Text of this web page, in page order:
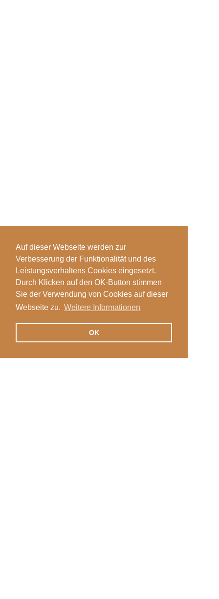
Auf dieser Webseite werden zur
Verbesserung der Funktionalität und des
Leistungsverhaltens Cookies eingesetzt.
Durch Klicken auf den OK-Button stimmen
Sie der Verwendung von Cookies auf dieser
Webseite zu. Weitere Informationen
OK